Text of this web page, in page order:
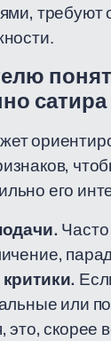
требуют
его
или
это, скорее